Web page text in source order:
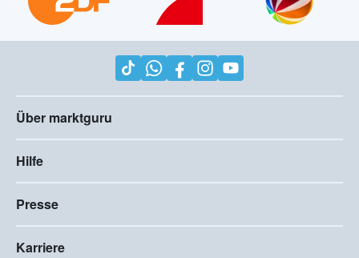
Über marktguru
Hilfe
Presse
Karriere